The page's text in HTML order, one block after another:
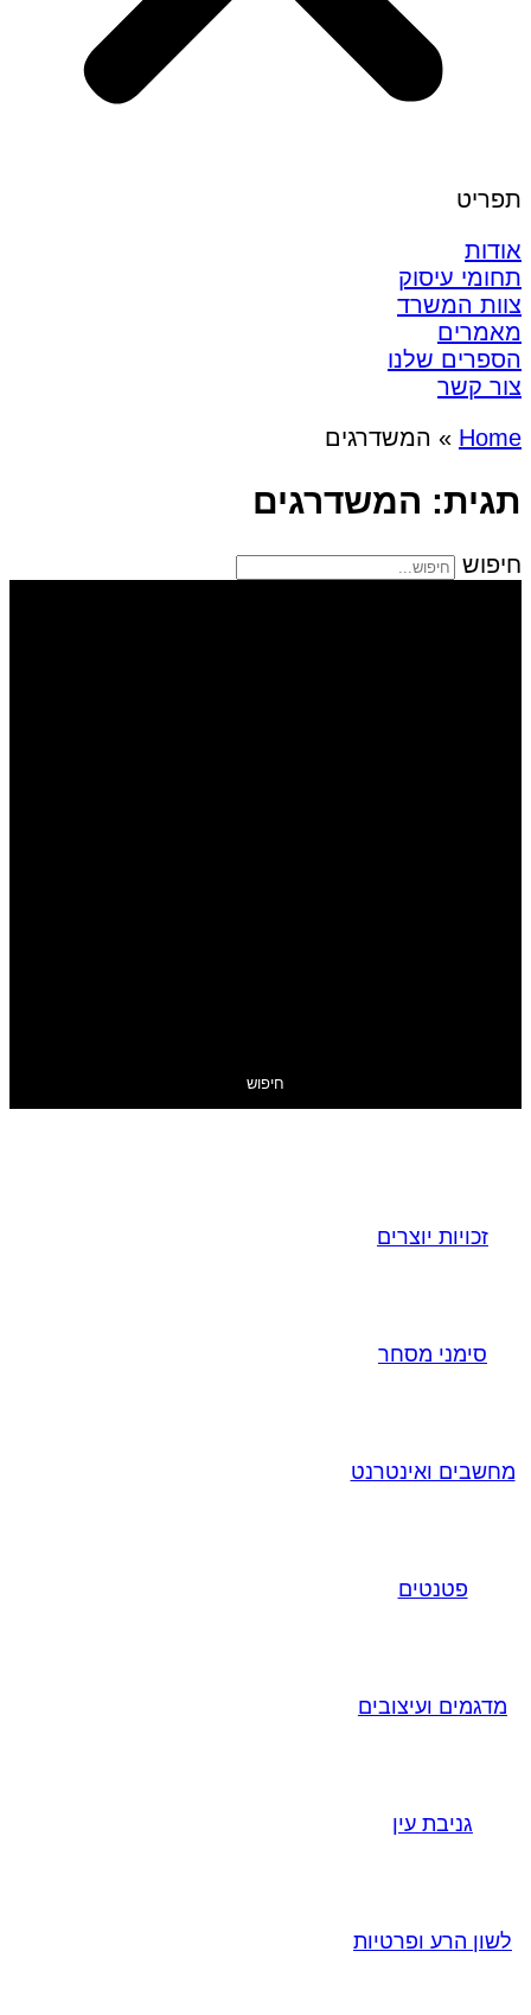
תפריט
אודות
תחומי עיסוק
צוות המשרד
מאמרים
הספרים שלנו
צור קשר
Home
» המשדרגים
תגית: המשדרגים
חיפוש
חיפוש
זכויות יוצרים
סימני מסחר
מחשבים ואינטרנט
פטנטים
מדגמים ועיצובים
גניבת עין
לשון הרע ופרטיות